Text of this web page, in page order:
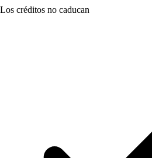
Los créditos no caducan